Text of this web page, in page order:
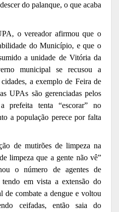
do palanque, o que acaba
o vereador afirmou que o
do Município, e que o
a unidade de Vitória da
municipal se recusou a
a exemplo de Feira de
UPAs são gerenciadas pelos
prefeita tenta “escorar” no
a população perece por falta
de mutirões de limpeza na
limpeza que a gente não vê”
o número de agentes de
em vista a extensão do
de combate a dengue e voltou
ceifadas, então saia do